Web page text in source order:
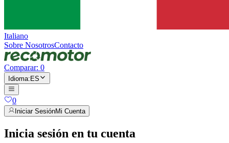
Italiano
Sobre NosotrosContacto
Comparar: 0
Idioma:ES
0
Iniciar SesiónMi Cuenta
Inicia sesión en tu cuenta